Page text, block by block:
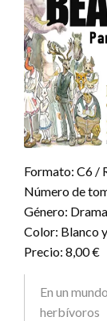
Formato: C6 /
Número de
Género:
Color: Blanco
Precio: 8,00 €
En un